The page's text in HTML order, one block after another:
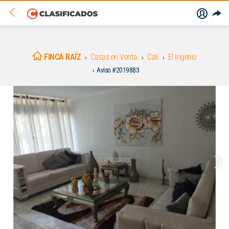
FINCA RAÍZ Casas en Venta Cali El Ingenio
Aviso #2019883